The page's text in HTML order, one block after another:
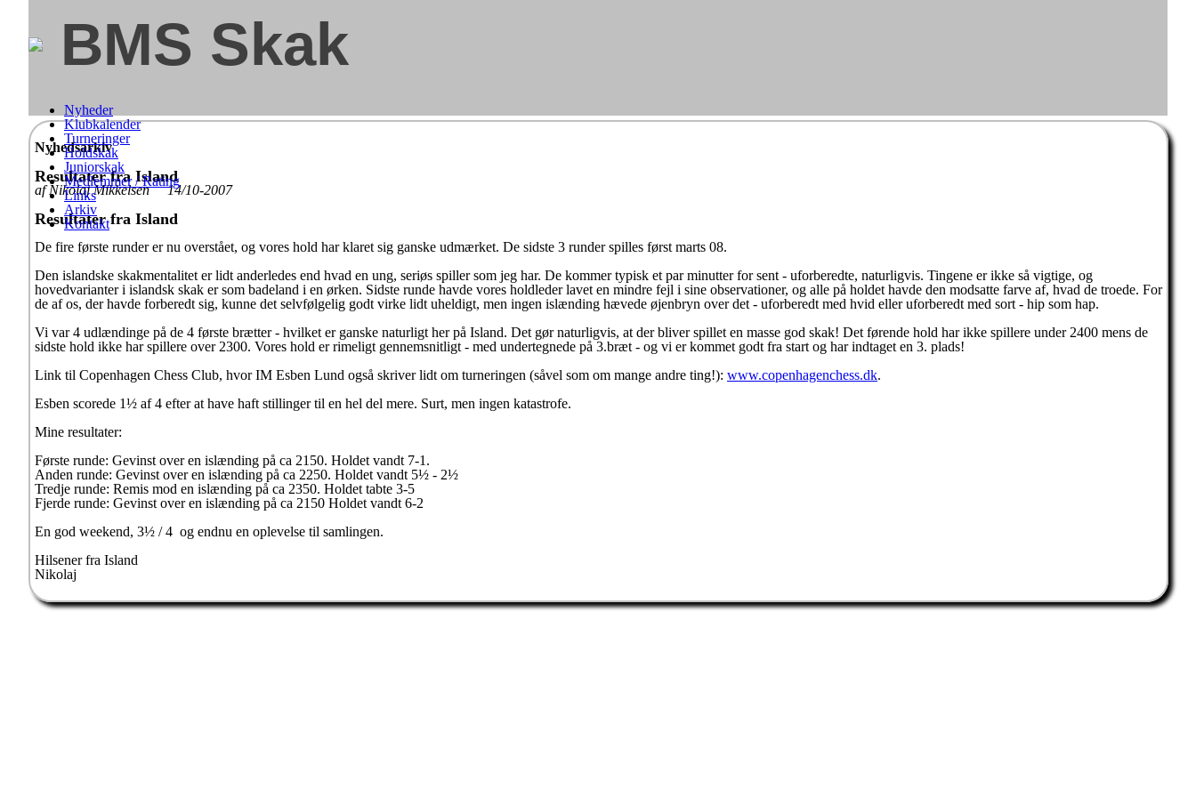
BMS Skak
Nyheder
Klubkalender
Turneringer
Holdskak
Juniorskak
Medlemmer / Rating
Links
Arkiv
Kontakt
Nyhedsarkiv
Resultater fra Island
af Nikolaj Mikkelsen 14/10-2007
Resultater fra Island
De fire første runder er nu overstået, og vores hold har klaret sig ganske udmærket. De sidste 3 runder spilles først marts 08.
Den islandske skakmentalitet er lidt anderledes end hvad en ung, seriøs spiller som jeg har. De kommer typisk et par minutter for sent - uforberedte, naturligvis. Tingene er ikke så vigtige, og
hovedvarianter i islandsk skak er som badeland i en ørken. Sidste runde havde vores holdleder lavet en mindre fejl i sine observationer, og alle på holdet havde den modsatte farve af, hvad de troede. For
de af os, der havde forberedt sig, kunne det selvfølgelig godt virke lidt uheldigt, men ingen islænding hævede øjenbryn over det - uforberedt med hvid eller uforberedt med sort - hip som hap.
Vi var 4 udlændinge på de 4 første brætter - hvilket er ganske naturligt her på Island. Det gør naturligvis, at der bliver spillet en masse god skak! Det førende hold har ikke spillere under 2400 mens de
sidste hold ikke har spillere over 2300. Vores hold er rimeligt gennemsnitligt - med undertegnede på 3.bræt - og vi er kommet godt fra start og har indtaget en 3. plads!
Link til Copenhagen Chess Club, hvor IM Esben Lund også skriver lidt om turneringen (såvel som om mange andre ting!): www.copenhagenchess.dk.
Esben scorede 1½ af 4 efter at have haft stillinger til en hel del mere. Surt, men ingen katastrofe.
Mine resultater:
Første runde: Gevinst over en islænding på ca 2150. Holdet vandt 7-1.
Anden runde: Gevinst over en islænding på ca 2250. Holdet vandt 5½ - 2½
Tredje runde: Remis mod en islænding på ca 2350. Holdet tabte 3-5
Fjerde runde: Gevinst over en islænding på ca 2150 Holdet vandt 6-2
En god weekend, 3½ / 4 og endnu en oplevelse til samlingen.
Hilsener fra Island
Nikolaj